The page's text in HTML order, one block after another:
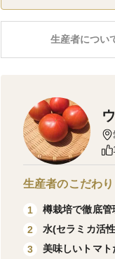
生産者につい
生産者のこだわり
1
樽栽培で徹底管
2
水(セラミカ活
3
美味しいトマ